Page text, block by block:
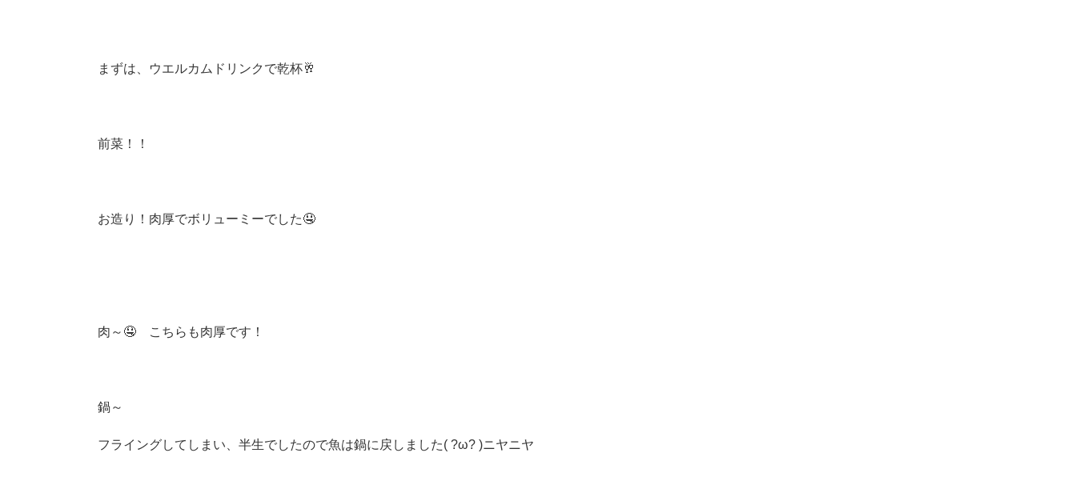
まずは、ウエルカムドリンクで乾杯🥂
前菜！！
お造り！肉厚でボリューミーでした🤤
肉～🤤 こちらも肉厚です！
鍋～
フライングしてしまい、半生でしたので魚は鍋に戻しました( ?ω? )ニヤニヤ